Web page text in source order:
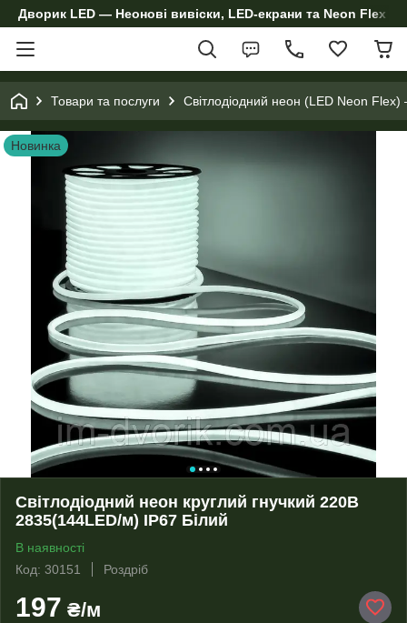
Дворик LED — Неонові вивіски, LED-екрани та Neon Flex
Товари та послуги Світлодіодний неон (LED Neon Flex)
Новинка
Світлодіодний неон круглий гнучкий 220В
2835(144LED/м) IP67 Білий
В наявності
Код: 30151
Роздріб
197 ₴/м